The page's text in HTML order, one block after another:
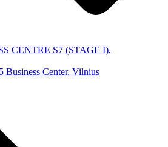
CENTRE S7 (STAGE I),
Center, Vilnius